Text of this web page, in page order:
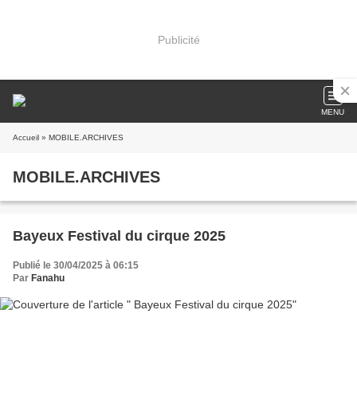
Publicité
MENU
Accueil » MOBILE.ARCHIVES
MOBILE.ARCHIVES
Bayeux Festival du cirque 2025
Publié le 30/04/2025 à 06:15
Par Fanahu